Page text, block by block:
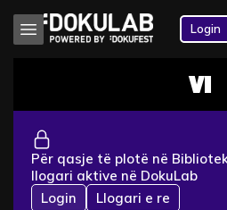
Login
VI
Për qasje të plotë në
llogari aktive në DokuLab
Login
Llogari e re